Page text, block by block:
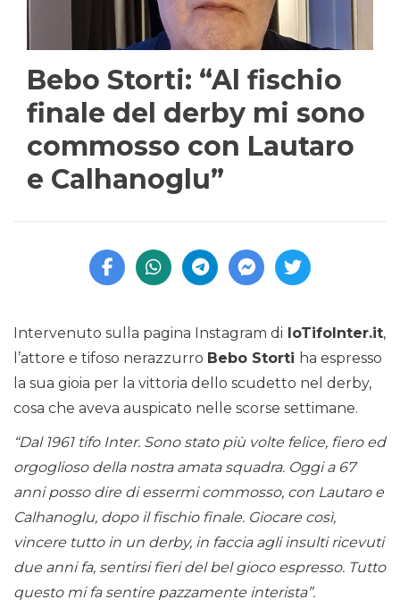
Bebo Storti: “Al fischio
finale del derby mi sono
commosso con Lautaro
e Calhanoglu”
Intervenuto sulla pagina Instagram di IoTifoInter.it,
l’attore e tifoso nerazzurro Bebo Storti ha espresso
la sua gioia per la vittoria dello scudetto nel derby,
cosa che aveva auspicato nelle scorse settimane.
“Dal 1961 tifo Inter. Sono stato più volte felice, fiero ed
orgoglioso della nostra amata squadra. Oggi a 67
anni posso dire di essermi commosso, con Lautaro e
Calhanoglu, dopo il fischio finale. Giocare così,
vincere tutto in un derby, in faccia agli insulti ricevuti
due anni fa, sentirsi fieri del bel gioco espresso. Tutto
questo mi fa sentire pazzamente interista”.